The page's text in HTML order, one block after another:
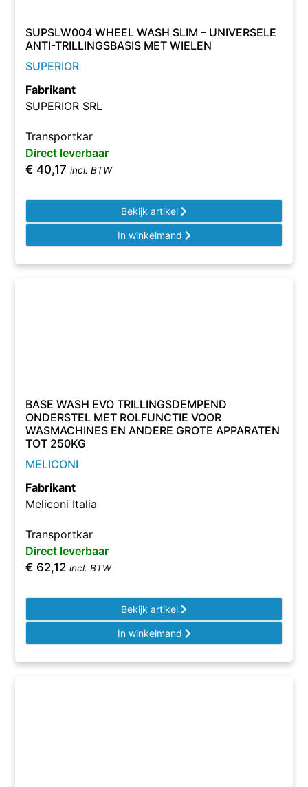
SUPSLW004 WHEEL WASH SLIM – UNIVERSELE
ANTI-TRILLINGSBASIS MET WIELEN
SUPERIOR
Fabrikant
SUPERIOR SRL
Transportkar
Direct leverbaar
€ 40,17 incl. BTW
Bekijk artikel
In winkelmand
BASE WASH EVO TRILLINGSDEMPEND
ONDERSTEL MET ROLFUNCTIE VOOR
WASMACHINES EN ANDERE GROTE APPARATEN
TOT 250KG
MELICONI
Fabrikant
Meliconi Italia
Transportkar
Direct leverbaar
€ 62,12 incl. BTW
Bekijk artikel
In winkelmand